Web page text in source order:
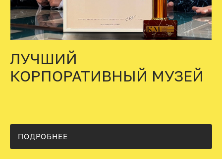
ЛУЧШИЙ
КОРПОРАТИВНЫЙ МУЗЕЙ
ПОДРОБНЕЕ